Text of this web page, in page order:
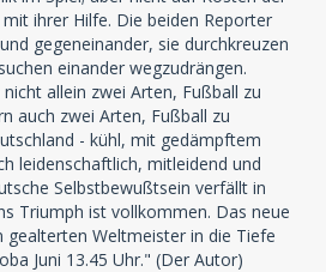
ihrer Hilfe. Die beiden Reporter
gegeneinander, sie durchkreuzen
einander wegzudrängen.
allein zwei Arten, Fußball zu
auch zwei Arten, Fußball zu
- kühl, mit gedämpftem
leidenschaftlich, mitleidend und
Selbstbewußtsein verfällt in
Triumph ist vollkommen. Das neue
gealterten Weltmeister in die Tiefe
Juni 13.45 Uhr." (Der Autor)